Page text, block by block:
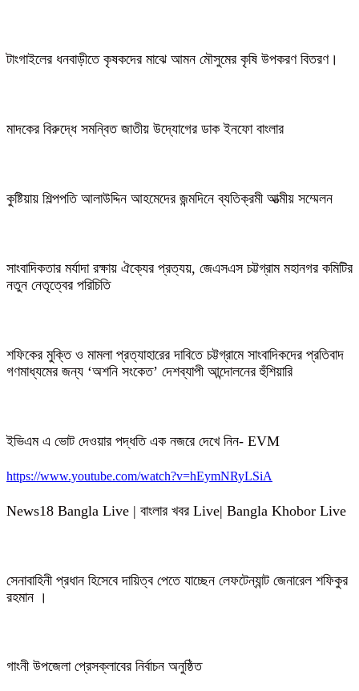
টাংগাইলের ধনবাড়ীতে কৃষকদের মাঝে আমন মৌসুমের কৃষি উপকরণ বিতরণ।
মাদকের বিরুদ্ধে সমন্বিত জাতীয় উদ্যোগের ডাক ইনফো বাংলার
কুষ্টিয়ায় শিল্পপতি আলাউদ্দিন আহমেদের জন্মদিনে ব্যতিক্রমী আত্মীয় সম্মেলন
সাংবাদিকতার মর্যাদা রক্ষায় ঐক্যের প্রত্যয়, জেএসএস চট্টগ্রাম মহানগর কমিটির
নতুন নেতৃত্বের পরিচিতি
শফিকের মুক্তি ও মামলা প্রত্যাহারের দাবিতে চট্টগ্রামে সাংবাদিকদের প্রতিবাদ
গণমাধ্যমের জন্য ‘অশনি সংকেত’ দেশব্যাপী আন্দোলনের হুঁশিয়ারি
ইভিএম এ ভোট দেওয়ার পদ্ধতি এক নজরে দেখে নিন- EVM
https://www.youtube.com/watch?v=hEymNRyLSiA
News18 Bangla Live | বাংলার খবর Live| Bangla Khobor Live
সেনাবাহিনী প্রধান হিসেবে দায়িত্ব পেতে যাচ্ছেন লেফটেন্যান্ট জেনারেল শফিকুর
রহমান ।
গাংনী উপজেলা প্রেসক্লাবের নির্বাচন অনুষ্ঠিত